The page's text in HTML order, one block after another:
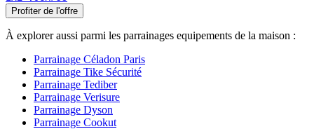
Profiter de l'offre
À explorer aussi parmi les parrainages equipements de la maison :
Parrainage Céladon Paris
Parrainage Tike Sécurité
Parrainage Tediber
Parrainage Verisure
Parrainage Dyson
Parrainage Cookut